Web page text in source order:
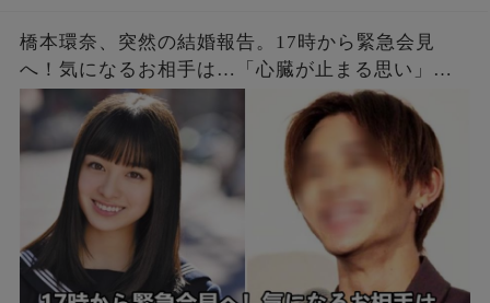
橋本環奈、突然の結婚報告。17時から緊急会見
へ！気になるお相手は…「心臓が止まる思い」
「一瞬凍りついた」ファン絶句